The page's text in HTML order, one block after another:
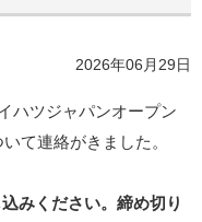
2026年06月29日
ハツジャパンオープン
て連絡がきました。
みください。締め切り